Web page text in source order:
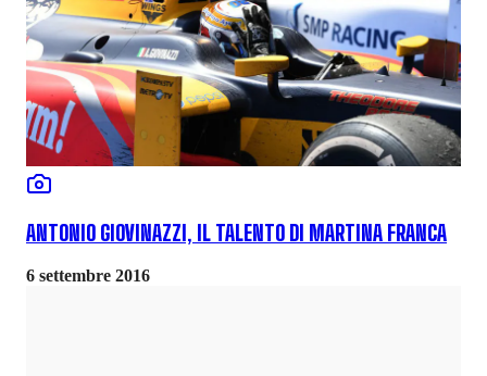
ANTONIO GIOVINAZZI, IL TALENTO DI MARTINA FRANCA
6 settembre 2016